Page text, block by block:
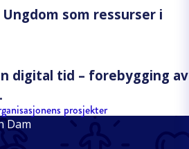
som ressurser i
digital tid – forebygging av
prosjekter
Dam